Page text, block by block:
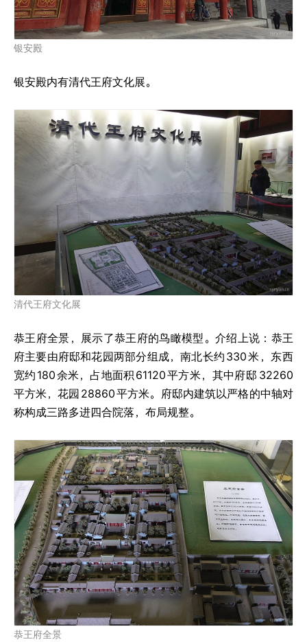
银安殿
银安殿内有清代王府文化展。
清代王府文化展
恭王府全景，展示了恭王府的鸟瞰模型。介绍上说：恭王
府主要由府邸和花园两部分组成，南北长约 330米，东西
宽约 180余米，占地面积 61120平方米，其中府邸 32260
平方米，花园 28860平方米。府邸内建筑以严格的中轴对
称构成三路多进四合院落，布局规整。
恭王府全景